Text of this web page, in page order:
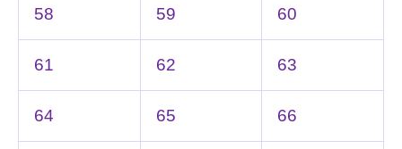
58 59 60
61 62 63
64 65 66